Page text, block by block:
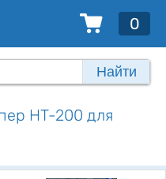
0
Найти
HT-200 для